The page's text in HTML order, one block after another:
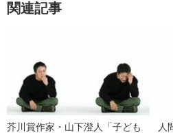
関連記事
芥川賞作家・山下澄人「子ども
人